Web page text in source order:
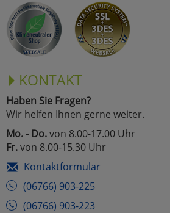
KONTAKT
Haben Sie Fragen?
Wir helfen Ihnen gerne weiter.
Mo. - Do.von 8.00-17.00 Uhr
Fr.von 8.00-15.30 Uhr
Kontaktformular
(06766) 903-225
(06766) 903-223